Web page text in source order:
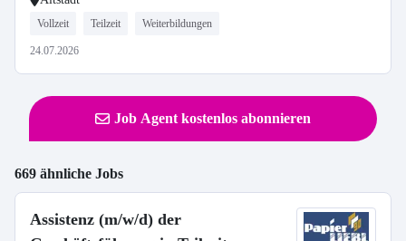
Vollzeit Teilzeit Weiterbildungen
24.07.2026
Job Agent kostenlos abonnieren
669 ähnliche Jobs
Assistenz (m/w/d) der